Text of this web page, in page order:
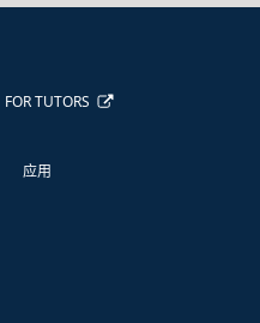
FOR TUTORS
应用